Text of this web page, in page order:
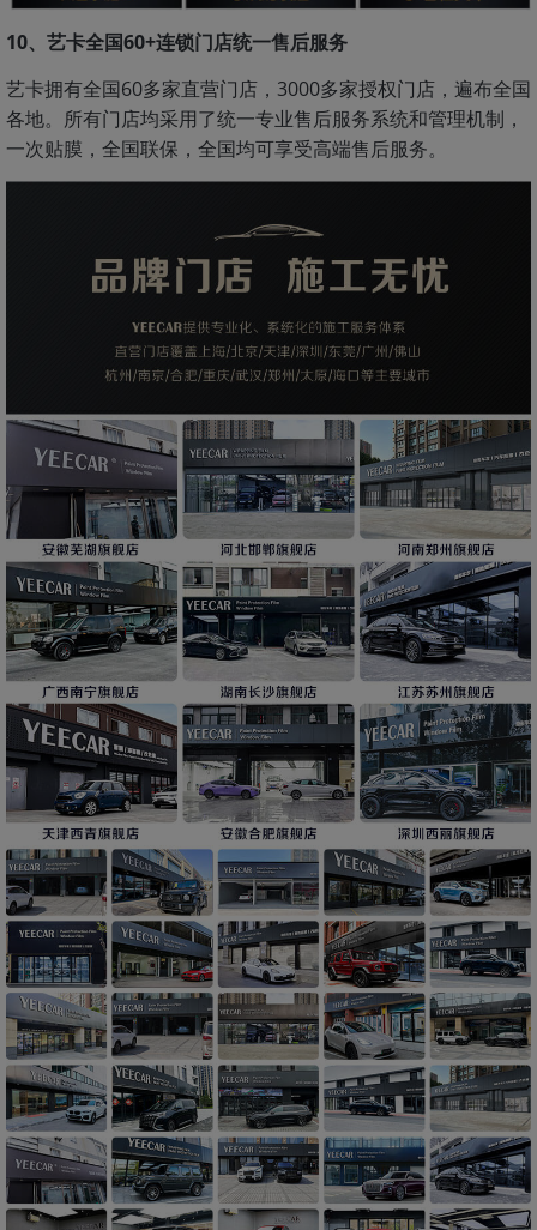
10、艺卡全国60+连锁门店统一售后服务
艺卡拥有全国60多家直营门店，3000多家授权门店，遍布全国
各地。所有门店均采用了统一专业售后服务系统和管理机制，
一次贴膜，全国联保，全国均可享受高端售后服务。